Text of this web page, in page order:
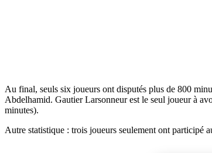
Au final, seuls six joueurs ont disputés plus de 800
Abdelhamid. Gautier Larsonneur est le seul joueur à
minutes).
Autre statistique : trois joueurs seulement ont participé